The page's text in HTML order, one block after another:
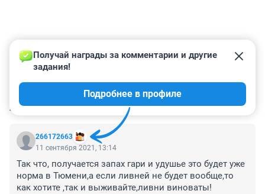
КОММЕНТАРИИ 20
266172663
Получай награды за комментарии и другие
задания!
Подробнее в профиле
11 сентября 2021, 13:14
Так что, получается запах гари и удушье это будет уже
норма в Тюмени,а если ливней не будет вообще,то
как хотите ,так и выживайте,ливни виноваты!